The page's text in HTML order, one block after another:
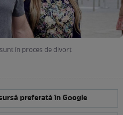
în proces de divorț
preferată în Google